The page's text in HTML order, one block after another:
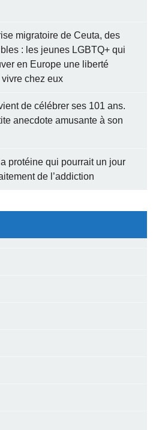
migratoire de Ceuta, des
: les jeunes LGBTQ+ qui
en Europe une liberté
chez eux
de célébrer ses 101 ans.
anecdote amusante à son
protéine qui pourrait un jour
de l’addiction